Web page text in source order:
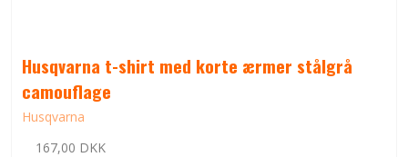
Husqvarna t-shirt med korte ærmer stålgrå
camouflage
Husqvarna
167,00 DKK